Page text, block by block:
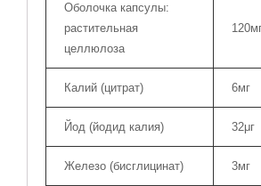
Оболочка капсулы:
растительная
целлюлоза
Калий (цитрат) 6мг
Йод (йодид калия) 32μг
Железо (бисглицинат) 3мг